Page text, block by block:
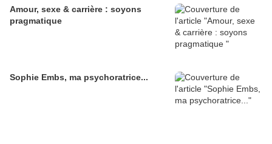
Amour, sexe & carrière : soyons
pragmatique
Sophie Embs, ma psychoratrice...